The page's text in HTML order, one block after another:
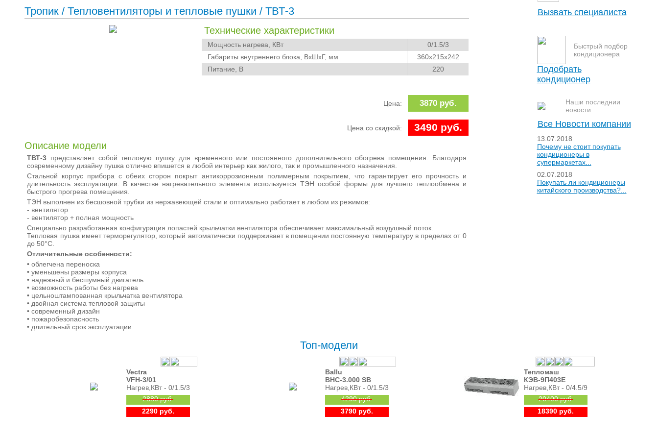
Тропик/Тепловентиляторы и тепловые пушки / ТВТ-3
Технические характеристики
Мощность нагрева, КВт
0/1.5/3
Габариты внутреннего блока, ВхШхГ, мм
360x215x242
Питание, В
220
Цена: 3870 руб.
Цена со скидкой: 3490 руб.
Описание модели
ТВТ-3 представляет собой тепловую пушку для временного или постоянного дополнительного обогрева помещения. Благодаря
современному дизайну пушка отлично впишется в любой интерьер как жилого, так и промышленного назначения.
Стальной корпус прибора с обеих сторон покрыт антикоррозионным полимерным покрытием, что гарантирует его прочность и
длительность эксплуатации. В качестве нагревательного элемента используется ТЭН особой формы для лучшего теплообмена и
быстрого прогрева помещения.
ТЭН выполнен из бесшовной трубки из нержавеющей стали и оптимально работает в любом из режимов:
- вентилятор
- вентилятор + полная мощность
Специально разработанная конфигурация лопастей крыльчатки вентилятора обеспечивает максимальный воздушный поток.
Тепловая пушка имеет терморегулятор, который автоматически поддерживает в помещении постоянную температуру в пределах от 0
до 50°С.
Отличительные особенности:
• облегчена переноска
• уменьшены размеры корпуса
• надежный и бесшумный двигатель
• возможность работы без нагрева
• цельноштампованная крыльчатка вентилятора
• двойная система тепловой защиты
• современный дизайн
• пожаробезопасность
• длительный срок эксплуатации
Вызвать специалиста
нажмите “отправить”. В ближайшее
время с Вами свяжется специалист
нашей компании для уточнения
Ваших пожеланий и времени выезда.
Ваше имя:
Адрес:
Закрыть окно
Быстрый подбор
кондиционера
Подобрать
кондиционер
Наши последнии
новости
Все Новости компании
13.07.2018
Почему не стоит покупать
кондиционеры в
супермаркетах...
02.07.2018
Покупать ли кондиционеры
китайского производства?...
Топ-модели
Vectra
VFH-3/01
Нагрев,КВт - 0/1.5/3
2880 руб.
2290 руб.
Ballu
BHC-3.000 SB
Нагрев,КВт - 0/1.5/3
4290 руб.
3790 руб.
Тепломаш
КЭВ-9П403Е
Нагрев,КВт - 0/4.5/9
20400 руб.
18390 руб.